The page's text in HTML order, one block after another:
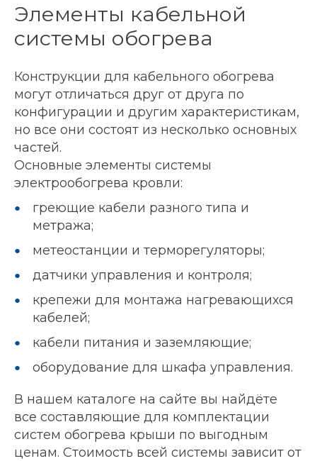
Элементы кабельной
системы обогрева
Конструкции для кабельного обогрева
могут отличаться друг от друга по
конфигурации и другим характеристикам,
но все они состоят из несколько основных
частей.
Основные элементы системы
электрообогрева кровли:
греющие кабели разного типа и
метража;
метеостанции и терморегуляторы;
датчики управления и контроля;
крепежи для монтажа нагревающихся
кабелей;
кабели питания и заземляющие;
оборудование для шкафа управления.
В нашем каталоге на сайте вы найдёте
все составляющие для комплектации
систем обогрева крыши по выгодным
ценам. Стоимость всей системы зависит от